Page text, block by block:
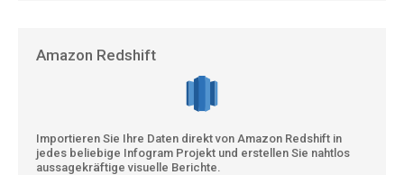
Amazon Redshift
Importieren Sie Ihre Daten direkt von Amazon Redshift in
jedes beliebige Infogram Projekt und erstellen Sie nahtlos
aussagekräftige visuelle Berichte.